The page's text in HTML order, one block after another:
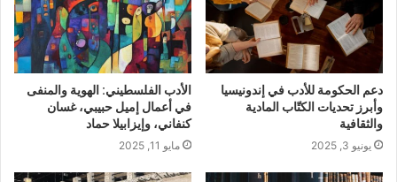
دعم الحكومة للأدب في إندونيسيا
وأبرز تحديات الكتّاب المادية
والثقافية
يونيو 3, 2025
الأدب الفلسطيني: الهوية والمنفى
في أعمال إميل حبيبي، غسان
كنفاني، وإيزابيلا حماد
مايو 11, 2025